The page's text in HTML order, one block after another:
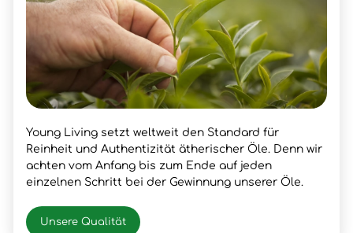
Young Living setzt weltweit den Standard für
Reinheit und Authentizität ätherischer Öle. Denn wir
achten vom Anfang bis zum Ende auf jeden
einzelnen Schritt bei der Gewinnung unserer Öle.
Unsere Qualität